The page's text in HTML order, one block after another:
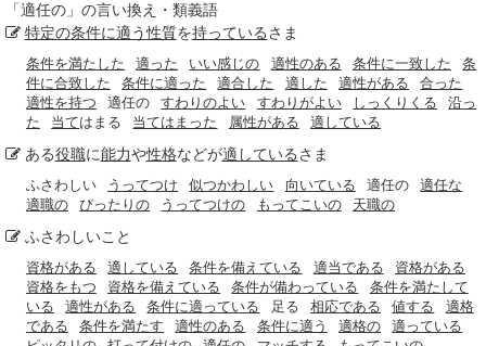
「適任の 」の言い換え・類義語
特定の条件に適う性質を持っているさま
条件を満たした 適った いい感じの 適性のある 条件に一致した
条
件に合致した
条件に適った 適合した 適した 適性がある
合った
適性を持つ
適任の すわりのよい すわりがよい しっくりくる
沿っ
た
当てはまる 当てはまった 属性がある 適している
ある役職に能力や性格などが適しているさま
ふさわしい うってつけ 似つかわしい 向いている 適任の
適任な
適職の
ぴったりの うってつけの もってこいの 天職の
ふさわしいこと
資格がある 適している 条件を備えている 適当である
資格がある
資格をもつ
資格を備えている 条件が備わっている
条件を満たして
いる
適性がある 条件に適っている 足る 相応である 値する
適格
である
条件を満たす 適性のある 条件に適う 適格の
適っている